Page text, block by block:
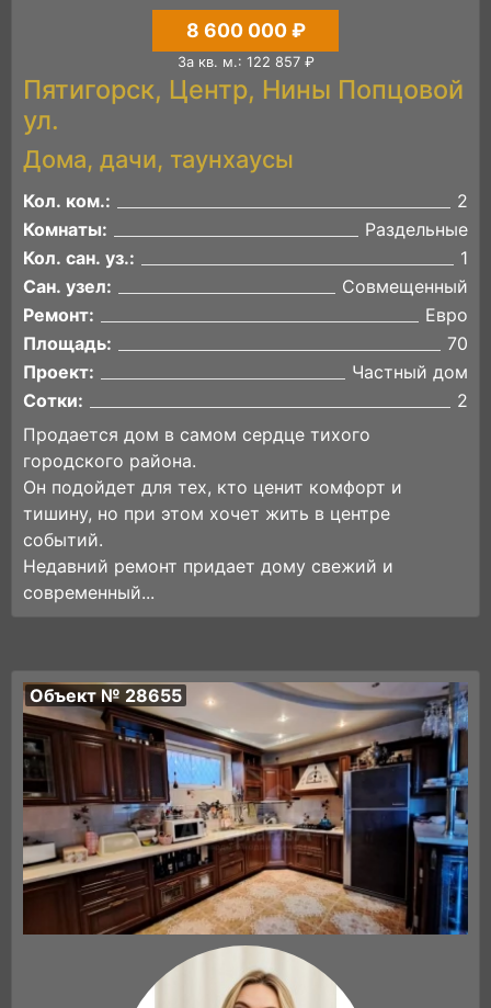
8 600 000 ₽
За кв. м.: 122 857 ₽
Пятигорск, Центр, Нины Попцовой
ул.
Дома, дачи, таунхаусы
Кол. ком.:
2
Комнаты:
Раздельные
Кол. сан. уз.:
1
Сан. узел:
Совмещенный
Ремонт:
Евро
Площадь:
70
Проект:
Частный дом
Сотки:
2
Продается дом в самом сердце тихого
городского района.
Он подойдет для тех, кто ценит комфорт и
тишину, но при этом хочет жить в центре
событий.
Недавний ремонт придает дому свежий и
современный...
Объект № 28655